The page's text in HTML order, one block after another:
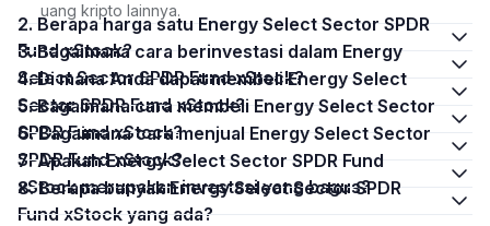
uang kripto lainnya.
2. Berapa harga satu Energy Select Sector SPDR
Fund xStock?
3. Bagaimana cara berinvestasi dalam Energy
Select Sector SPDR Fund xStock?
4. Di mana Anda dapat membeli Energy Select
Sector SPDR Fund xStock?
5. Bagaimana cara membeli Energy Select Sector
SPDR Fund xStock?
6. Bagaimana cara menjual Energy Select Sector
SPDR Fund xStock?
7. Apakah Energy Select Sector SPDR Fund
xStock merupakan investasi yang bagus?
8. Berapa banyak Energy Select Sector SPDR
Fund xStock yang ada?